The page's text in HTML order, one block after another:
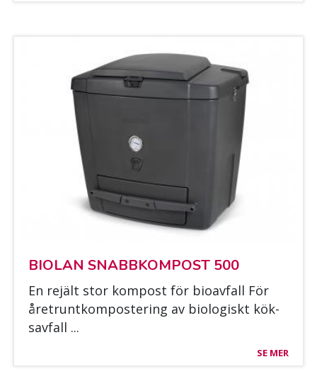
BIO­LAN SNABB­KOM­POST 500
En re­jält stor kom­post för bio­av­fall För
året­runt­kom­pos­te­ring av bio­lo­giskt kök­
sav­fall ...
SE MER